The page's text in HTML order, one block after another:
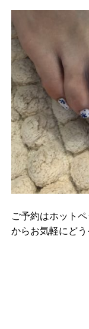
ご予約はホット
からお気軽にどう